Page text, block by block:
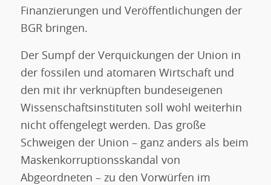
Finanzierungen und Veröffentlichungen der
BGR bringen.
Der Sumpf der Verquickungen der Union in
der fossilen und atomaren Wirtschaft und
den mit ihr verknüpften bundeseigenen
Wissenschaftsinstituten soll wohl weiterhin
nicht offengelegt werden. Das große
Schweigen der Union – ganz anders als beim
Maskenkorruptionsskandal von
Abgeordneten – zu den Vorwürfen im